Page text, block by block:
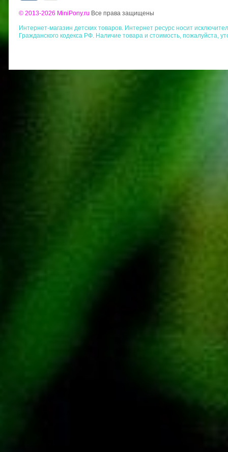
© 2013-2026 MiniPony.ru Все права защищены
Интернет-магазин детских товаров. Интернет ресурс носит
Гражданского кодекса РФ. Наличие товара и стоимость, пожалуйста,